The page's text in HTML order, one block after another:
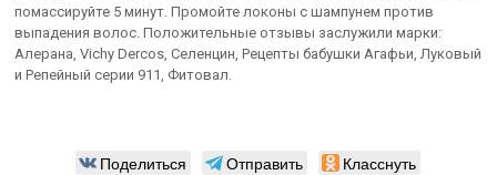
помассируйте 5 минут. Промойте локоны с шампунем против
выпадения волос. Положительные отзывы заслужили марки:
Алерана, Vichy Dercos, Селенцин, Рецепты бабушки Агафьи, Луковый
и Репейный серии 911, Фитовал.
Поделиться Отправить Класснуть